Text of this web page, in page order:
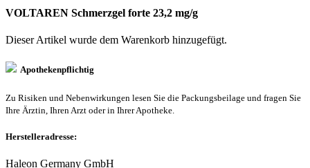
VOLTAREN Schmerzgel forte 23,2 mg/g
Dieser Artikel wurde dem Warenkorb hinzugefügt.
Apothekenpflichtig
Zu Risiken und Nebenwirkungen lesen Sie die Packungsbeilage und fragen Sie
Ihre Ärztin, Ihren Arzt oder in Ihrer Apotheke.
Herstelleradresse:
Haleon Germany GmbH